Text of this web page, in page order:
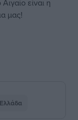
είναι η
μας!